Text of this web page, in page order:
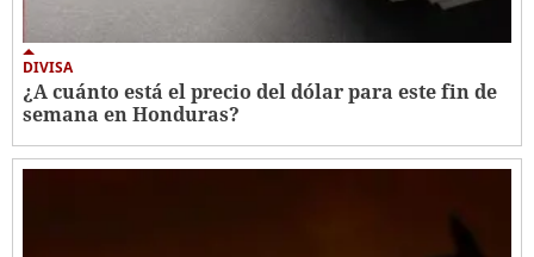
DIVISA
¿A cuánto está el precio del dólar para este fin de
semana en Honduras?